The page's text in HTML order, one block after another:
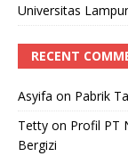
Universitas
RECENT
Asyifa on Pabrik
Tetty on Profil PT
Bergizi